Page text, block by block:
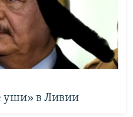
уши» в Ливии